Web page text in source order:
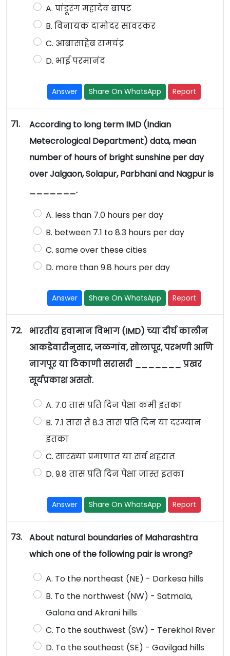
A. पांडूरंग महादेव बापट
B. विनायक दामोदर सावरकर
C. आबासाहेब रामचंद्र
D. भाई परमानंद
Answer Share On WhatsApp Report
71.
According to long term IMD (Indian
Metecrological Department) data, mean
number of hours of bright sunshine per day
over Jalgaon, Solapur, Parbhani and Nagpur is
_______.
A. less than 7.0 hours per day
B. between 7.1 to 8.3 hours per day
C. same over these cities
D. more than 9.8 hours per day
Answer Share On WhatsApp Report
72.
भारतीय हवामान विभाग (IMD) च्या दीर्घ कालीन
आकडेवारीनुसार, जळगांव, सोलापूर, परभणी आणि
नागपूर या ठिकाणी सरासरी _______ प्रखर
सूर्यप्रकाश असतो.
A. 7.0 तास प्रति दिन पेक्षा कमी इतका
B. 7.1 तास ते 8.3 तास प्रति दिन या दरम्यान
इतका
C. सारख्या प्रमाणात या सर्व शहरात
D. 9.8 तास प्रति दिन पेक्षा जास्त इतका
Answer Share On WhatsApp Report
73.
About natural boundaries of Maharashtra
which one of the following pair is wrong?
A. To the northeast (NE) - Darkesa hills
B. To the northwest (NW) - Satmala,
Galana and Akrani hills
C. To the southwest (SW) - Terekhol River
D. To the southeast (SE) - Gavilgad hills